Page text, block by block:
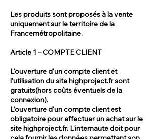
Les produits sont proposés à la vente
uniquement sur le territoire de la
Francemétropolitaine.
Article 1 – COMPTE CLIENT
L'ouverture d'un compte client et
l'utilisation du site highproject.fr sont
gratuits(hors coûts éventuels de la
connexion).
L'ouverture d'un compte client est
obligatoire pour effectuer un achat sur le
site highproject.fr. L'internaute doit pour